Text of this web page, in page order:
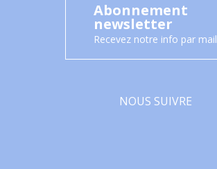
Abonnement
newsletter
Recevez notre info par mail
NOUS SUIVRE